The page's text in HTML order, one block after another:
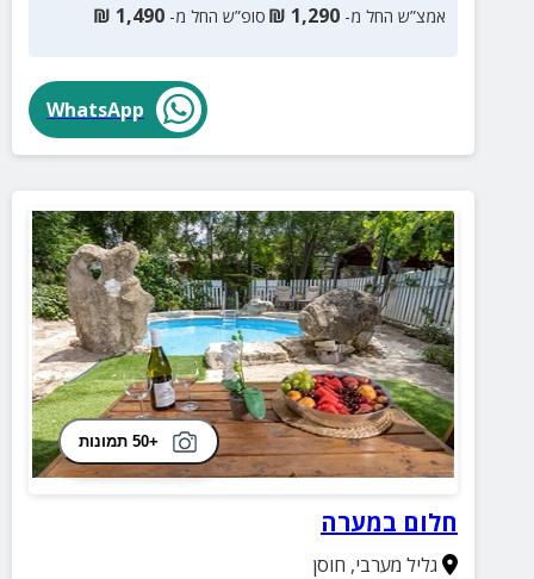
אמצ”ש החל מ- 1,290
₪ סופ”ש החל מ- 1,490
₪
WhatsApp
+50 תמונות
חלום במערה
גליל מערבי, חוסן